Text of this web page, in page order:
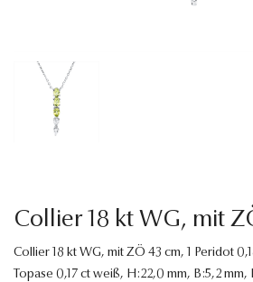
Collier 18 kt WG, mit
Collier 18 kt WG, mit ZÖ 43 cm, 1 Peridot
Topase 0,17 ct weiß, H:22,0 mm, B:5,2 mm,